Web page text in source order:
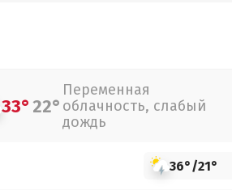
33°22°
Переменная
облачность, слабый
дождь
36°/21°